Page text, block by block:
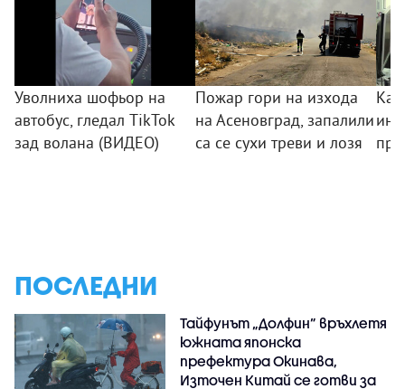
Уволниха шофьор на
автобус, гледал TikTok
зад волана (ВИДЕО)
Пожар гори на изхода
на Асеновград, запалили
са се сухи треви и лозя
ПОСЛЕДНИ
Тайфунът „Долфин” връхлетя
южната японска
префектура Окинава,
Източен Китай се готви за